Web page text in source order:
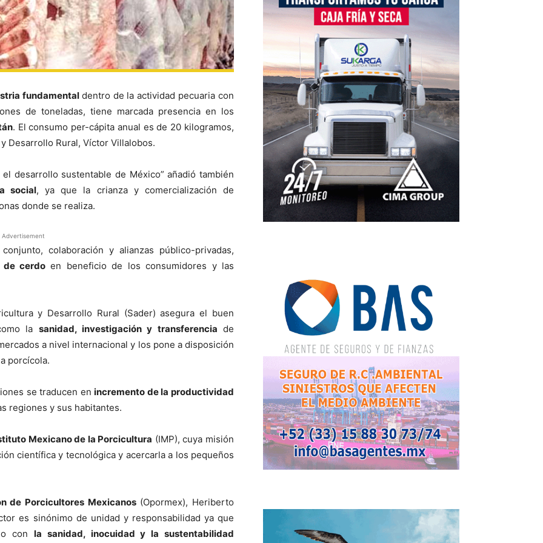
fundamental dentro de la actividad pecuaria con
de toneladas, tiene marcada presencia en los
. El consumo per-cápita anual es de 20 kilogramos,
Desarrollo Rural, Víctor Villalobos.
desarrollo sustentable de México” añadió también
social, ya que la crianza y comercialización de
donde se realiza.
Advertisement
colaboración y alianzas público-privadas,
de cerdo en beneficio de los consumidores y las
y Desarrollo Rural (Sader) asegura el buen
la sanidad, investigación y transferencia de
a nivel internacional y los pone a disposición
porcícola.
se traducen enincremento de la productividad
regiones y sus habitantes.
Mexicano de la Porcicultura (IMP), cuya misión
científica y tecnológica y acercarla a los pequeños
de Porcicultores Mexicanos(Opormex), Heriberto
es sinónimo de unidad y responsabilidad ya que
con la sanidad, inocuidad y la sustentabilidad